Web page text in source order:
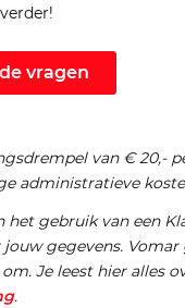
vragen
van € 20,-
administratieve
het gebruik van een
gegevens. Vomar
Je leest hier alles
.